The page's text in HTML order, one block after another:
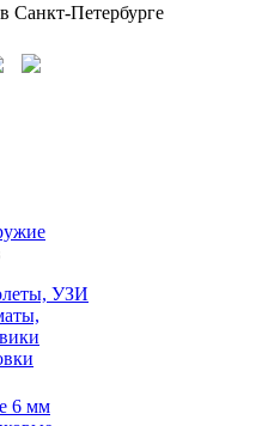
Санкт-Петербурге
УЗИ
6 мм